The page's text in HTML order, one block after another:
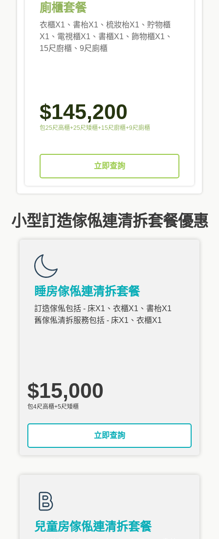
廁櫃套餐
衣櫃X1、書枱X1、梳妝枱X1、貯物櫃
X1、電視櫃X1、書櫃X1、飾物櫃X1、
15尺廚櫃、9尺廁櫃
$145,200
包25尺高櫃+25尺矮櫃+15尺廚櫃+9尺廁櫃
立即查詢
小型訂造傢俬連清拆套餐優惠
睡房傢俬連清拆套餐
訂造傢俬包括 - 床X1、衣櫃X1、書枱X1
舊傢俬清拆服務包括 - 床X1、衣櫃X1
$15,000
包4尺高櫃+5尺矮櫃
立即查詢
兒童房傢俬連清拆套餐